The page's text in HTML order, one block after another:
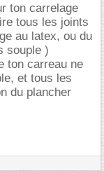
ton carrelage
tous les joints
au latex, ou du
souple )
ton carreau ne
et tous les
du plancher